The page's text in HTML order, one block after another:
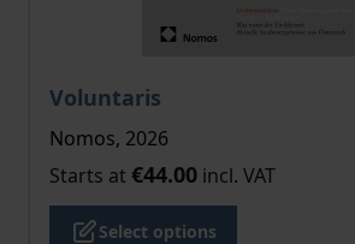
Voluntaris
The price depends on the
Nomos, 2026
Starts at €44.00 incl. VAT
Select options